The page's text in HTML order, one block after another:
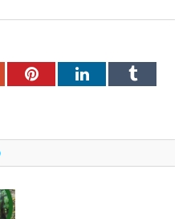
PinterestLinkedInTumblr